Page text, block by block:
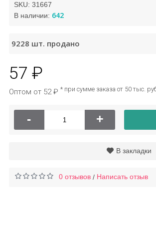
для умывания с
улитки
Images
145 ₽
гиалуроновая
SKU: 31667
В наличии: 642
9228 шт. продано
57 ₽
Оптом от 52 ₽ * при сумме заказа от 50 тыс.
- +
В закладки
0 отзывов / Написать отзыв